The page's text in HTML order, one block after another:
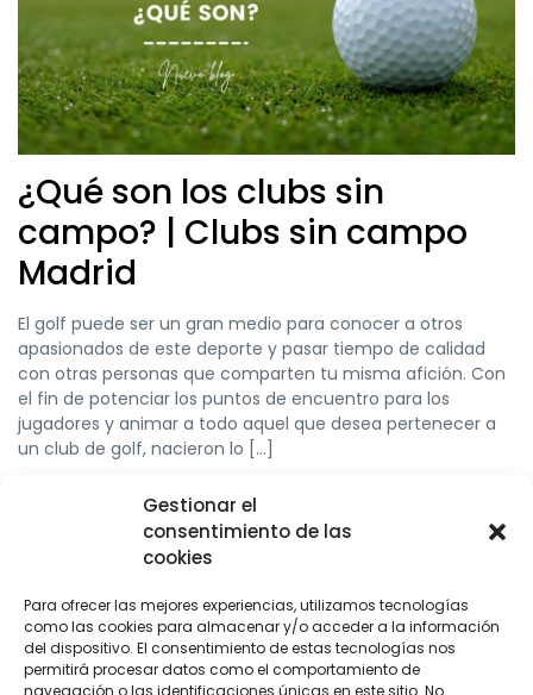
Gestionar el
consentimiento de las
cookies
Para ofrecer las mejores experiencias, utilizamos tecnologías
como las cookies para almacenar y/o acceder a la información
del dispositivo. El consentimiento de estas tecnologías nos
permitirá procesar datos como el comportamiento de
navegación o las identificaciones únicas en este sitio. No
¿Qué son los clubs sin
campo? | Clubs sin campo
Madrid
El golf puede ser un gran medio para conocer a otros
apasionados de este deporte y pasar tiempo de calidad
con otras personas que comparten tu misma afición. Con
el fin de potenciar los puntos de encuentro para los
jugadores y animar a todo aquel que desea pertenecer a
un club de golf, nacieron lo […]